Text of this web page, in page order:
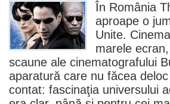
În România
aproape o
Unite.
marele
scaune ale cinematografului
aparatură care nu făcea
contat: fascinaţia universului